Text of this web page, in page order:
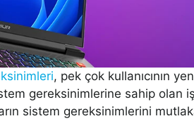
, pek çok kullanıcının
gereksinimlerine sahip olan
sistem gereksinimlerini